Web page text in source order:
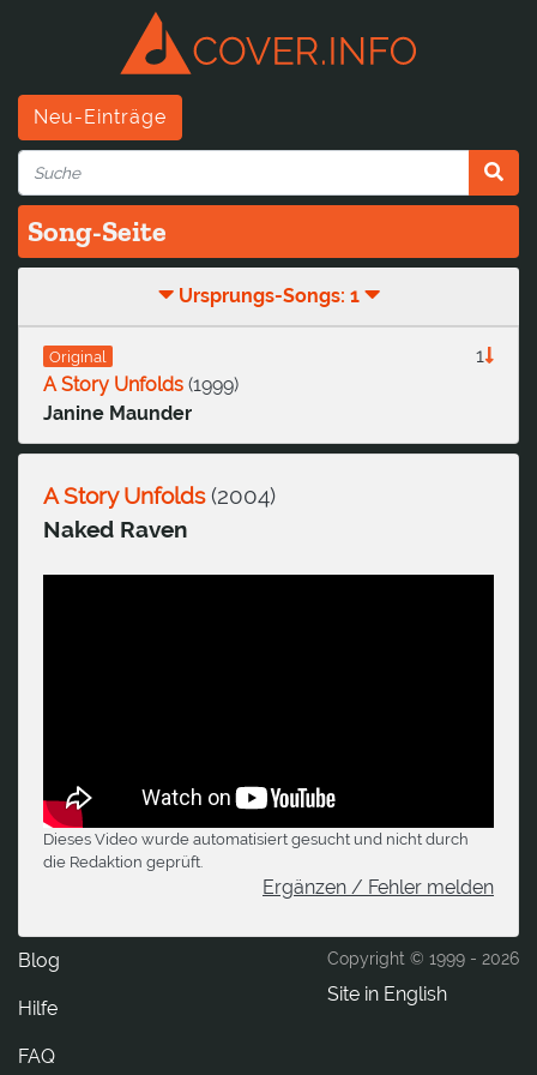
Neu-Einträge
Song-Seite
Ursprungs-Songs: 1
Original
1
A Story Unfolds (1999)
Janine Maunder
A Story Unfolds(2004)
Naked Raven
Dieses Video wurde automatisiert gesucht und nicht durch
die Redaktion geprüft.
Ergänzen / Fehler melden
Copyright © 1999 - 2026
Site in English
Blog
Hilfe
FAQ